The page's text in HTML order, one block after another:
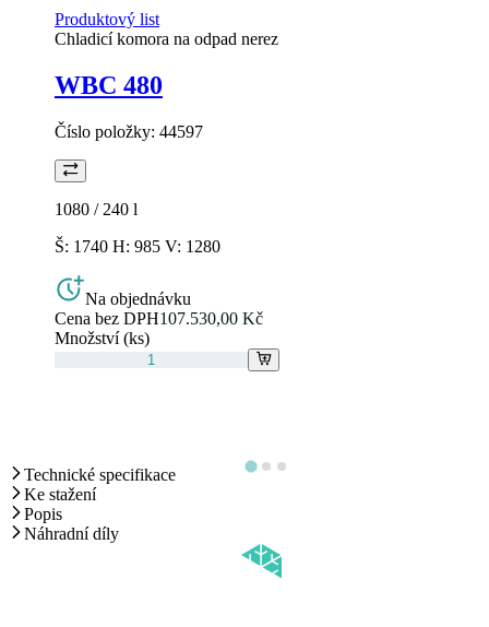
Produktový list
Chladicí komora na odpad nerez
WBC 480
Číslo položky: 44597
1080 / 240 l
Š: 1740 H: 985 V: 1280
Na objednávku
Cena bez DPH107.530,00 Kč
Množství (ks)
Technické specifikace
Ke stažení
Popis
Náhradní díly